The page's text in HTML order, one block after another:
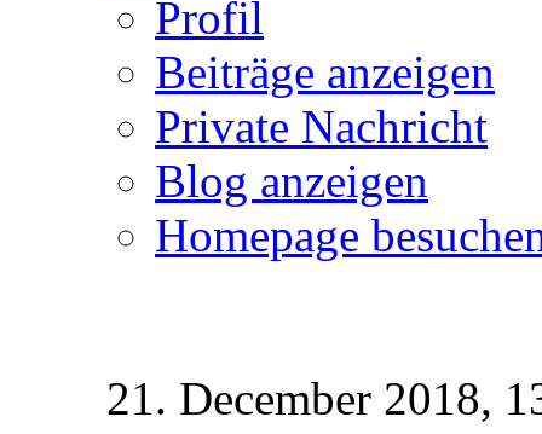
Profil
Beiträge anzeigen
Private Nachricht
Blog anzeigen
Homepage
21. December 2018,